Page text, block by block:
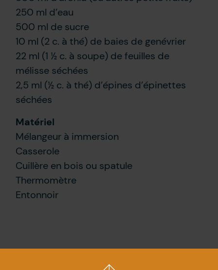
250 ml d’eau
500 ml de sucre
10 ml (2 c. à thé) de baies de genévrier
22 ml (1 ½ c. à soupe) de feuilles de
mélisse séchées
2,5 ml (½ c. à thé) d’épines d’épinettes
séchées
Matériel
Mélangeur à immersion
Casserole
Cuillère en bois ou spatule
Thermomètre
Entonnoir